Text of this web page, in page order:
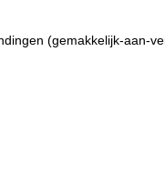
(gemakkelijk-aan-